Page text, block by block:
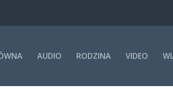
AUDIO RODZINA VIDEO